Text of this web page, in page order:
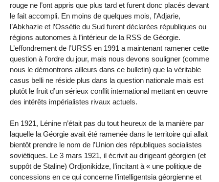
rouge ne l’ont appris que plus tard et furent donc placés devant
le fait accompli. En moins de quelques mois, l’Adjarie,
l’Abkhazie et l’Ossétie du Sud furent déclarées républiques ou
régions autonomes à l’intérieur de la RSS de Géorgie.
L’effondrement de l’URSS en 1991 a maintenant ramener cette
question à l’ordre du jour, mais nous devons souligner (comme
nous le démontrons ailleurs dans ce bulletin) que la véritable
casus belli ne réside plus dans la question nationale mais est
plutôt le fruit d’un sérieux conflit international mettant en œuvre
des intérêts impérialistes rivaux actuels.
En 1921, Lénine n’était pas du tout heureux de la manière par
laquelle la Géorgie avait été ramenée dans le territoire qui allait
bientôt prendre le nom de l’Union des républiques socialistes
soviétiques. Le 3 mars 1921, il écrivit au dirigeant géorgien (et
suppôt de Staline) Ordjonikidze, l’incitant à « une politique de
concessions en ce qui concerne l’intelligentsia géorgienne et